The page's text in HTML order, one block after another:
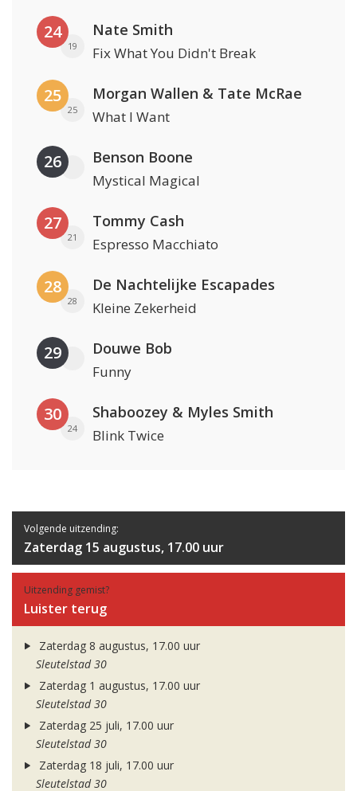
24
19
Nate Smith
Fix What You Didn't Break
25
25
Morgan Wallen & Tate McRae
What I Want
26 Benson Boone
Mystical Magical
27
21
Tommy Cash
Espresso Macchiato
28
28
De Nachtelijke Escapades
Kleine Zekerheid
29 Douwe Bob
Funny
30
24
Shaboozey & Myles Smith
Blink Twice
Volgende uitzending:
Zaterdag 15 augustus, 17.00 uur
Uitzending gemist?
Luister terug
Zaterdag 8 augustus, 17.00 uur
Sleutelstad 30
Zaterdag 1 augustus, 17.00 uur
Sleutelstad 30
Zaterdag 25 juli, 17.00 uur
Sleutelstad 30
Zaterdag 18 juli, 17.00 uur
Sleutelstad 30